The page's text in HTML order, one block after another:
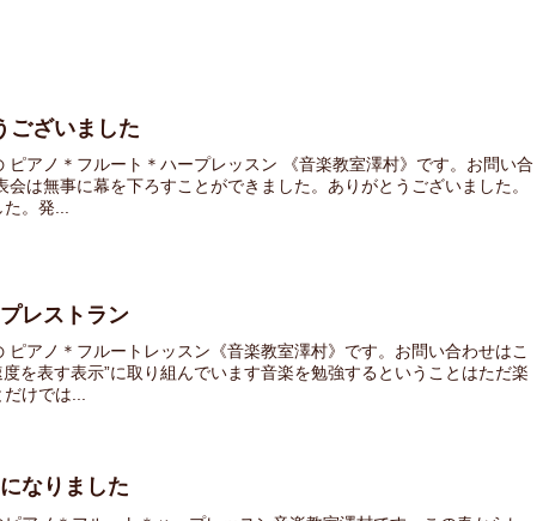
ざいました
アノ＊フルート＊ハープレッスン 《音楽教室澤村》です。お問い合
は無事に幕を下ろすことができました。ありがとうございました。
。発...
レストラン
アノ＊フルートレッスン《音楽教室澤村》です。お問い合わせはこ
を表す表示”に取り組んでいます音楽を勉強するということはただ楽
けでは...
なりました